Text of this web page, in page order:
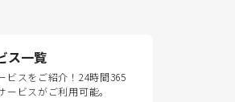
ス一覧
ビスをご紹介！24時間365
ービスがご利用可能。